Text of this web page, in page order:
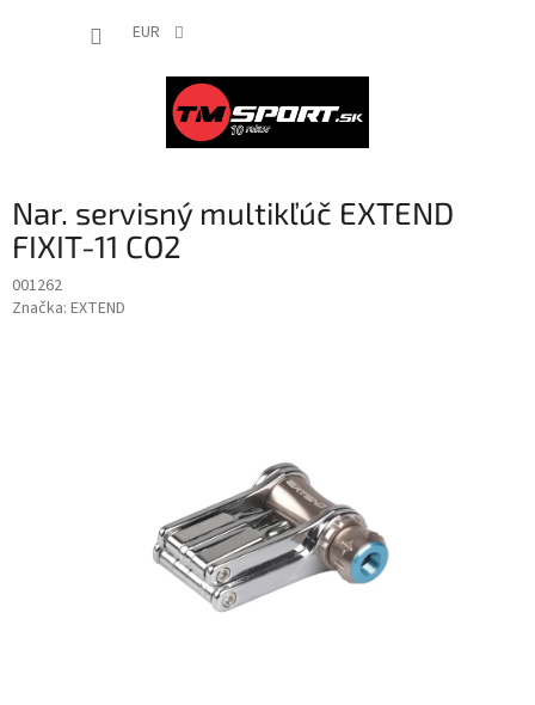
EUR
Nar. servisný multikľúč EXTEND
FIXIT-11 CO2
001262
Značka: EXTEND